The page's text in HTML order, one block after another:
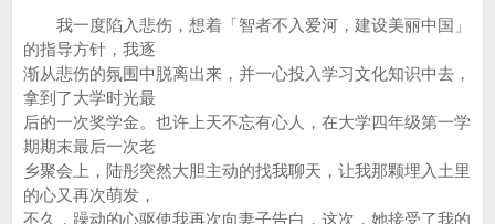
我一度陷入悲伤，想着「智者不入爱河，建设美丽中国」
的指导方针，我逐
渐从悲伤的氛围中脱离出来，并一心投入学习文化知识中去，
拿到了大学时光最
后的一次奖学金。也许上天不忘有心人，在大学四年级第一学
期期末最后一次老
乡聚会上，陆彤突然大胆主动的找我聊天，让我那颗埋入土里
的心又再次萌发，
不久，躁动的心驱使我再次向妻子告白，这次，她接受了我的